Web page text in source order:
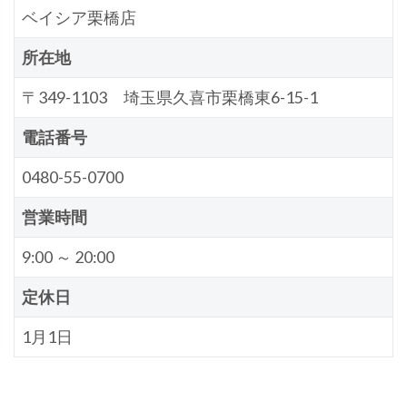
ベイシア栗橋店
所在地
〒349-1103 埼玉県久喜市栗橋東6-15-1
電話番号
0480-55-0700
営業時間
9:00 ～ 20:00
定休日
1月1日